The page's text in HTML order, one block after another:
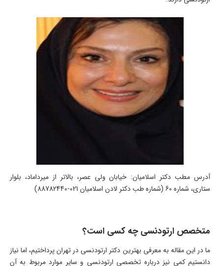
آدرس مطب دکتر اسلامیان: خیابان ولی عصر، بالاتر از میرداماد، بلوار
ستاری، شماره 60 (شماره طب دکتر لادن اسلامیان 021-88782440)
متخصص ارتودنسی چه کسی است؟
ما در این مقاله به معرفی بهترین دکتر ارتودنسی در تهران پرداختیم، اما نیاز
دانستیم کمی نیز درباره تخصصی ارتودنسی و سایر موارد مربوط به آن